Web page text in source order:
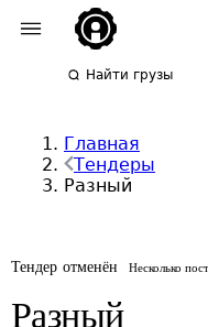
Найти грузы
Главная
Тендеры
Разный
Тендер отменён Несколько
Разный